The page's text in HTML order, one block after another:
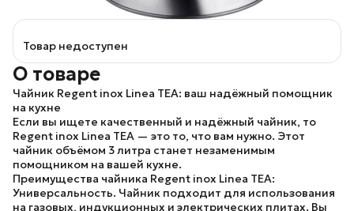
Товар недоступен
О товаре
Чайник Regent inox Linea TEA: ваш надёжный помощник
на кухне
Если вы ищете качественный и надёжный чайник, то
Regent inox Linea TEA — это то, что вам нужно. Этот
чайник объёмом 3 литра станет незаменимым
помощником на вашей кухне.
Преимущества чайника Regent inox Linea TEA:
Универсальность. Чайник подходит для использования
на газовых, индукционных и электрических плитах. Вы